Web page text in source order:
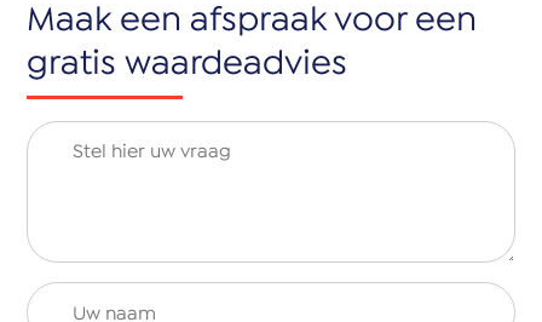
Maak een afspraak voor een
gratis waardeadvies